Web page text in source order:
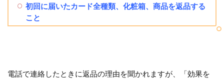
初回に届いたカード全種類、化粧箱、商品を返品する
こと
電話で連絡したときに返品の理由を聞かれますが、「効果を